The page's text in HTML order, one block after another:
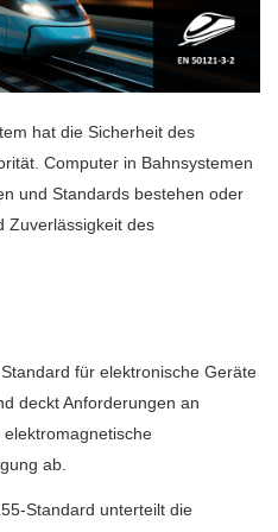
hat die Sicherheit des
Computer in Bahnsystemen
und Standards bestehen oder
Zuverlässigkeit des
für elektronische Geräte
deckt Anforderungen an
ab.
Standard unterteilt die